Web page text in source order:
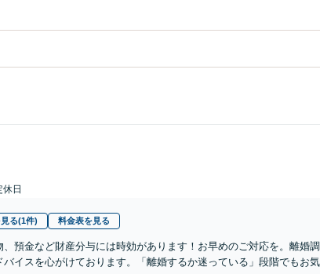
日
る(1件) 料金表を見る
、預金など財産分与には時効があります！お早めのご対応を。離婚
イスを心がけております。「離婚するか迷っている」段階でもお